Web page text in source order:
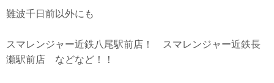
難波千日前以外にも
スマレンジャー近鉄八尾駅前店！ スマレンジャー近鉄長
瀬駅前店 などなど！！